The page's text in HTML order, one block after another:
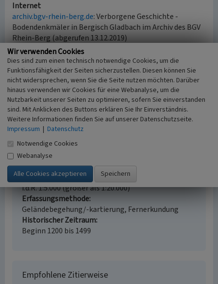
Internet
archiv.bgv-rhein-berg.de: Verborgene Geschichte -
Bodendenkmäler in Bergisch Gladbach im Archiv des BGV
Rhein-Berg (abgerufen 13.12.2019)
nsg.naturschutzinformationen.nrw.de
Hardt (abgerufen 13.12.2019)
Historischer Meilerplatz im Waldgebiet Hardt
nördlich von Moitzfeld
Schlagwörter
Meilerplatz Köhlerei (Betrieb)
Ort
51429 Bergisch Gladbach - Moitzfeld
Fachsicht(en)
Kulturlandschaftspflege
Erfassungsmaßstab
i.d.R. 1:5.000 (größer als 1:20.000)
Erfassungsmethode
Geländebegehung/-kartierung, Fernerkundung
Historischer Zeitraum
Beginn 1200 bis 1499
Empfohlene Zitierweise
Wir verwenden Cookies
Dies sind zum einen technisch notwendige Cookies, um die
Funktionsfähigkeit der Seiten sicherzustellen. Diesen können Sie
nicht widersprechen, wenn Sie die Seite nutzen möchten. Darüber
hinaus verwenden wir Cookies für eine Webanalyse, um die
Nutzbarkeit unserer Seiten zu optimieren, sofern Sie einverstanden
sind. Mit Anklicken des Buttons erklären Sie Ihr Einverständnis.
Weitere Informationen finden Sie auf unserer Datenschutzseite.
Impressum | Datenschutz
Notwendige Cookies
Webanalyse